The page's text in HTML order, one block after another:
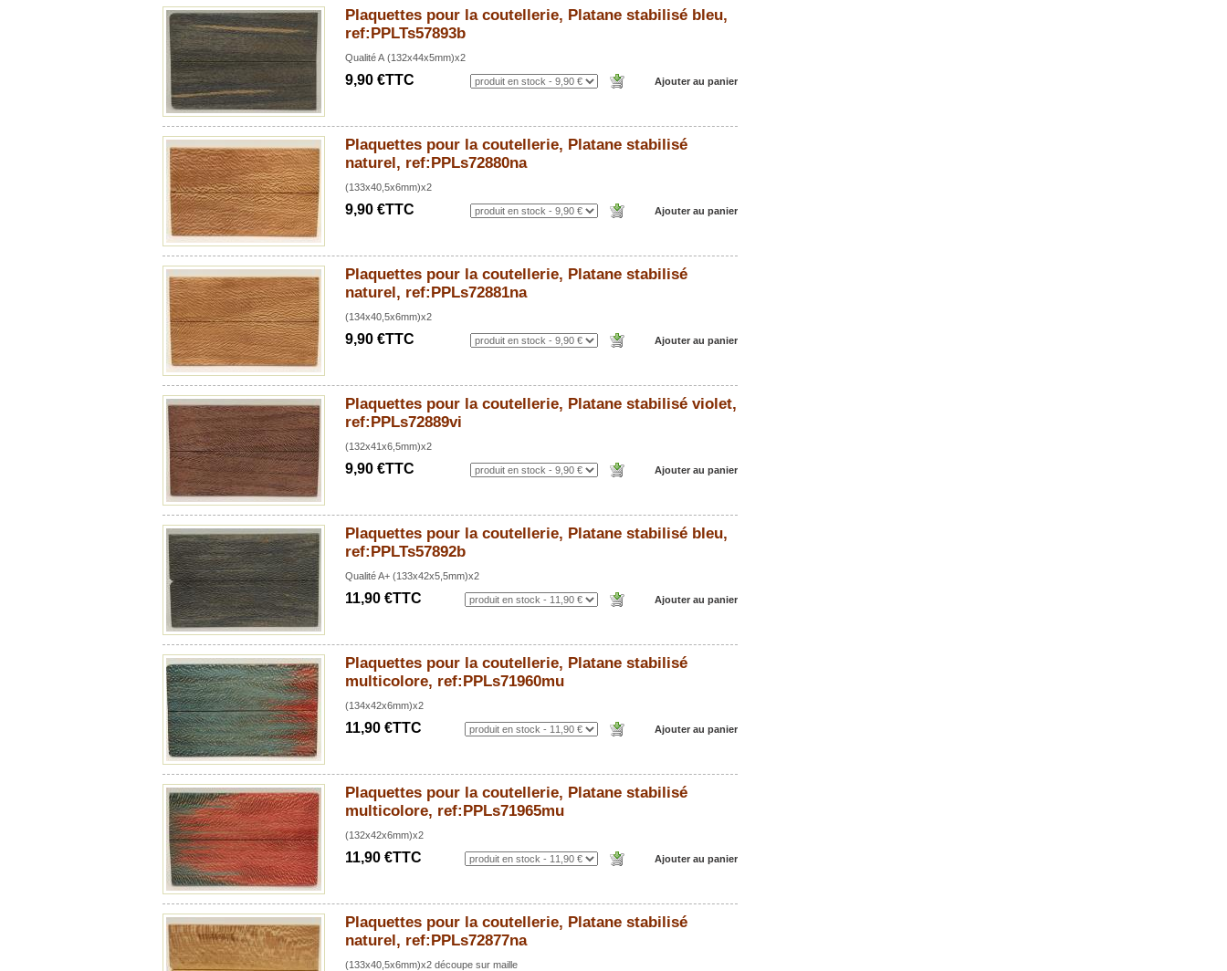
Plaquettes pour la coutellerie, Platane stabilisé bleu,
ref:PPLTs57893b
Qualité A (132x44x5mm)x2
9,90 €TTC
Plaquettes pour la coutellerie, Platane stabilisé
naturel, ref:PPLs72880na
(133x40,5x6mm)x2
9,90 €TTC
Plaquettes pour la coutellerie, Platane stabilisé
naturel, ref:PPLs72881na
(134x40,5x6mm)x2
9,90 €TTC
Plaquettes pour la coutellerie, Platane stabilisé violet,
ref:PPLs72889vi
(132x41x6,5mm)x2
9,90 €TTC
Plaquettes pour la coutellerie, Platane stabilisé bleu,
ref:PPLTs57892b
Qualité A+ (133x42x5,5mm)x2
11,90 €TTC
Plaquettes pour la coutellerie, Platane stabilisé
multicolore, ref:PPLs71960mu
(134x42x6mm)x2
11,90 €TTC
Plaquettes pour la coutellerie, Platane stabilisé
multicolore, ref:PPLs71965mu
(132x42x6mm)x2
11,90 €TTC
Plaquettes pour la coutellerie, Platane stabilisé
naturel, ref:PPLs72877na
(133x40,5x6mm)x2 découpe sur maille